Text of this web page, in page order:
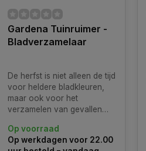
Gardena Tuinruimer -
Bladverzamelaar
De herfst is niet alleen de tijd
voor heldere bladkleuren,
maar ook voor het
verzamelen van gevallen
vrij zijn van bladeren om wat
lucht te krijgen en het
Op voorraad
Op werkdagen voor 22.00